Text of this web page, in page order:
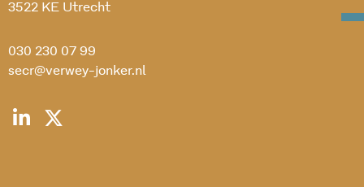
3522 KE Utrecht
030 230 07 99
secr@verwey-jonker.nl